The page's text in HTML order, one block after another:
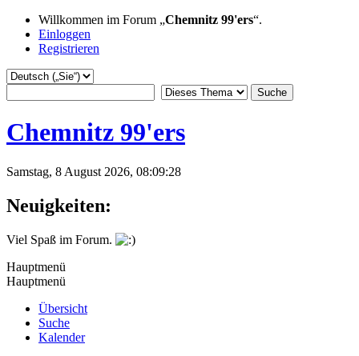
Willkommen im Forum „Chemnitz 99'ers“.
Einloggen
Registrieren
Chemnitz 99'ers
Samstag, 8 August 2026, 08:09:28
Neuigkeiten:
Viel Spaß im Forum.
Hauptmenü
Hauptmenü
Übersicht
Suche
Kalender